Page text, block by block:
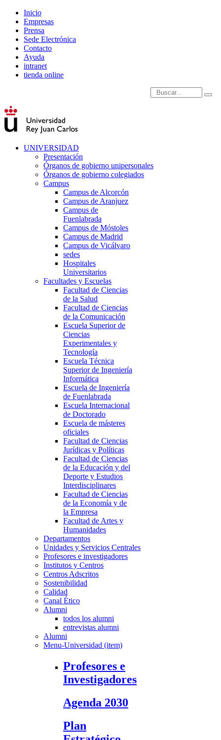
Inicio
Empresas
Prensa
Sede Electrónica
Contacto
Ayuda
intranet
tienda online
Introduce términos de
UNIVERSIDAD
Presentación
Órganos de gobierno unipersonales
Órganos de gobierno colegiados
Campus
Campus de Alcorcón
Campus de Aranjuez
Campus de
Fuenlabrada
Campus de Móstoles
Campus de Madrid
Campus de Vicálvaro
sedes
Hospitales
Universitarios
Facultades y Escuelas
Facultad de Ciencias
de la Salud
Facultad de Ciencias
de la Comunicación
Escuela Superior de
Ciencias
Experimentales y
Tecnología
Escuela Técnica
Superior de Ingeniería
Informática
Escuela de Ingeniería
de Fuenlabrada
Escuela Internacional
de Doctorado
Escuela de másteres
oficiales
Facultad de Ciencias
Jurídicas y Políticas
Facultad de Ciencias
de la Educación y del
Deporte y Estudios
Interdisciplinares
Facultad de Ciencias
de la Economía y de
la Empresa
Facultad de Artes y
Humanidades
Departamentos
Unidades y Servicios Centrales
Profesores e investigadores
Institutos y Centros
Centros Adscritos
Sostenibilidad
Calidad
Canal Ético
Alumni
todos los alumni
entrevistas alumni
Alumni
Menu-Universidad (item)
Profesores e
Investigadores
Agenda 2030
Plan